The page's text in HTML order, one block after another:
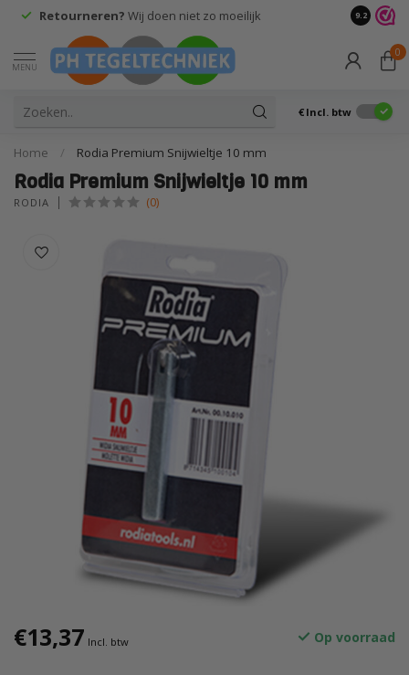
Retourneren? Wij doen niet zo moeilijk 9.2
MENU
0
€ Incl. btw
Home / Rodia Premium Snijwieltje 10 mm
Rodia Premium Snijwieltje 10 mm
RODIA (0)
€13,37 Incl. btw Op voorraad